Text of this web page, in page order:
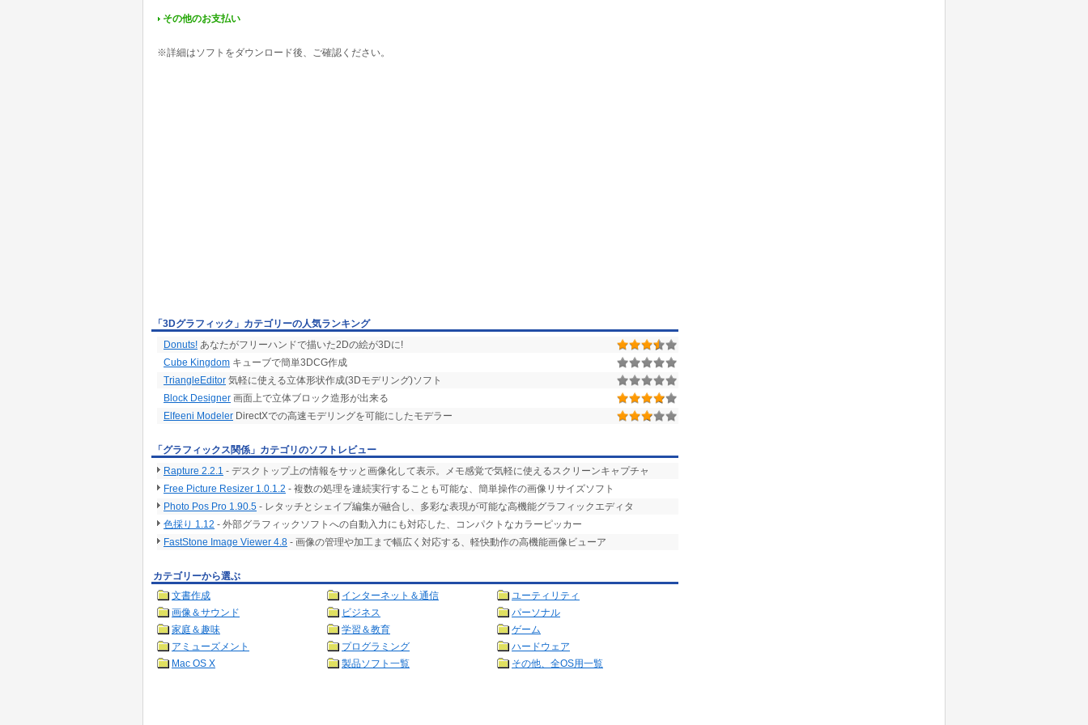
その他のお支払い
※詳細はソフトをダウンロード後、ご確認ください。
「3Dグラフィック」カテゴリーの人気ランキング
Donuts! あなたがフリーハンドで描いた2Dの絵が3Dに!
Cube Kingdom キューブで簡単3DCG作成
TriangleEditor 気軽に使える立体形状作成(3Dモデリング)ソフト
Block Designer 画面上で立体ブロック造形が出来る
Elfeeni Modeler DirectXでの高速モデリングを可能にしたモデラー
「グラフィックス関係」カテゴリのソフトレビュー
Rapture 2.2.1 - デスクトップ上の情報をサッと画像化して表示。メモ感覚で気軽に使えるスクリーンキャプチャ
Free Picture Resizer 1.0.1.2 - 複数の処理を連続実行することも可能な、簡単操作の画像リサイズソフト
Photo Pos Pro 1.90.5 - レタッチとシェイプ編集が融合し、多彩な表現が可能な高機能グラフィックエディタ
色採り 1.12 - 外部グラフィックソフトへの自動入力にも対応した、コンパクトなカラーピッカー
FastStone Image Viewer 4.8 - 画像の管理や加工まで幅広く対応する、軽快動作の高機能画像ビューア
カテゴリーから選ぶ
文書作成
インターネット＆通信
ユーティリティ
画像＆サウンド
ビジネス
パーソナル
家庭＆趣味
学習＆教育
ゲーム
アミューズメント
プログラミング
ハードウェア
Mac OS X
製品ソフト一覧 その他、全OS用一覧